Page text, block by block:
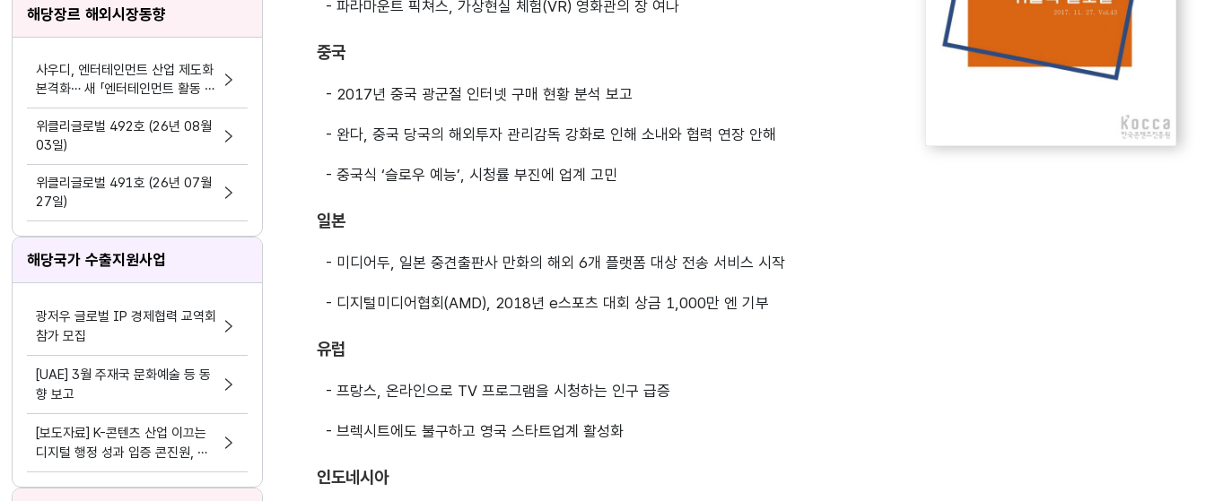
해당장르 해외시장동향
사우디, 엔터테인먼트 산업 제도화
본격화… 새 「엔터테인먼트 활동 및
지원 활동법」 제정
위클리글로벌 492호 (26년 08월
03일)
위클리글로벌 491호 (26년 07월
27일)
해당국가 수출지원사업
광저우 글로벌 IP 경제협력 교역회
참가 모집
[UAE] 3월 주재국 문화예술 등 동
향 보고
[보도자료] K-콘텐츠 산업 이끄는
디지털 행정 성과 입증 콘진원, 정
보화⋅데이터 분야 평가 3관왕 달성
- 파라마운트 픽쳐스, 가상현실 체험(VR) 영화관의 장 여나
중국
- 2017년 중국 광군절 인터넷 구매 현황 분석 보고
- 완다, 중국 당국의 해외투자 관리감독 강화로 인해 소내와 협력 연장 안해
- 중국식 ‘슬로우 예능’, 시청률 부진에 업계 고민
일본
- 미디어두, 일본 중견출판사 만화의 해외 6개 플랫폼 대상 전송 서비스 시작
- 디지털미디어협회(AMD), 2018년 e스포츠 대회 상금 1,000만 엔 기부
유럽
- 프랑스, 온라인으로 TV 프로그램을 시청하는 인구 급증
- 브렉시트에도 불구하고 영국 스타트업계 활성화
인도네시아